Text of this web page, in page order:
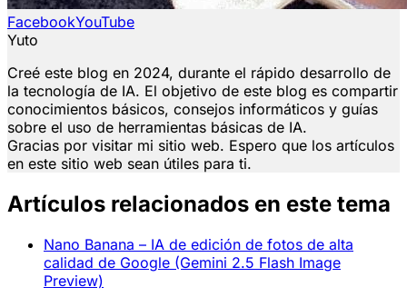
FacebookYouTube
Yuto
Creé este blog en 2024, durante el rápido desarrollo de
la tecnología de IA. El objetivo de este blog es compartir
conocimientos básicos, consejos informáticos y guías
sobre el uso de herramientas básicas de IA.
Gracias por visitar mi sitio web. Espero que los artículos
en este sitio web sean útiles para ti.
Artículos relacionados en este tema
Nano Banana – IA de edición de fotos de alta
calidad de Google (Gemini 2.5 Flash Image
Preview)